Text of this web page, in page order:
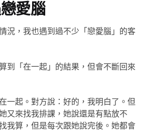
愛腦
況，我也遇到過不少「戀愛腦」的客
到「在一起」的結果，但會不斷回來
一起。對方說：好的，我明白了。但
又來找我排課，她說還是有點放不
我算，但是每次跟她說完後。她都會